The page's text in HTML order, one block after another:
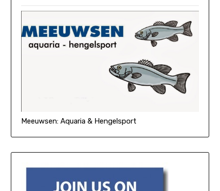
Meeuwsen: Aquaria & Hengelsport